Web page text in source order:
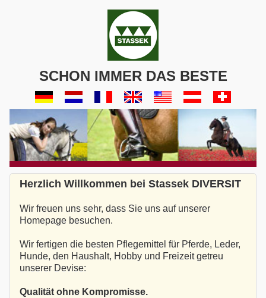
SCHON IMMER DAS BESTE
Herzlich Willkommen bei Stassek DIVERSIT
Wir freuen uns sehr, dass Sie uns auf unserer
Homepage besuchen.
Wir fertigen die besten Pflegemittel für Pferde, Leder,
Hunde, den Haushalt, Hobby und Freizeit getreu
unserer Devise:
Qualität ohne Kompromisse.